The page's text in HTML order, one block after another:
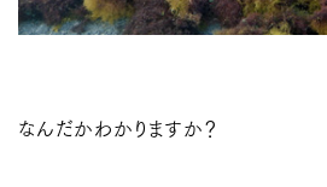
なんだかわかりますか？